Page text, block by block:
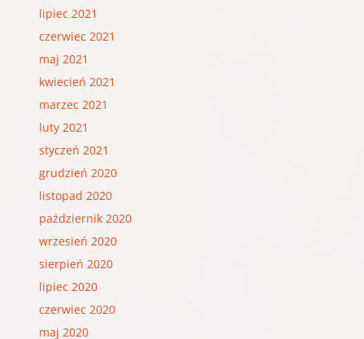
lipiec 2021
czerwiec 2021
maj 2021
kwiecień 2021
marzec 2021
luty 2021
styczeń 2021
grudzień 2020
listopad 2020
październik 2020
wrzesień 2020
sierpień 2020
lipiec 2020
czerwiec 2020
maj 2020